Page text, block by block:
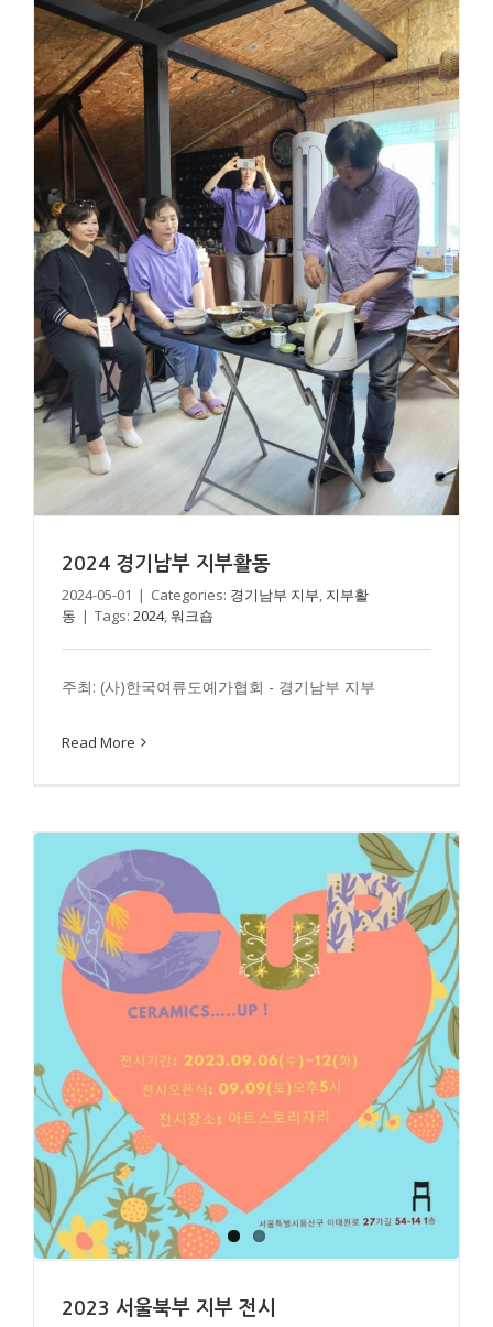
2024 경기남부 지부활동
2024-05-01 | Categories: 경기남부 지부, 지부활
동 | Tags: 2024,워크숍
주최: (사)한국여류도예가협회 - 경기남부 지부
Read More
2023 서울북부 지부 전시